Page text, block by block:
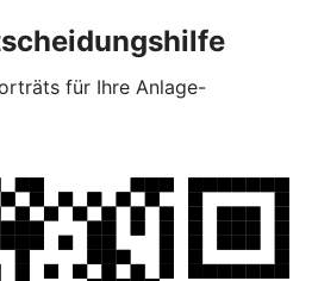
für Ihre Anlage-